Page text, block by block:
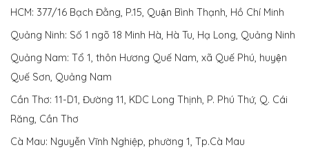
HCM: 377/16 Bạch Đằng, P.15, Quận Bình Thạnh, Hồ Chí Minh
Quảng Ninh: Số 1 ngõ 18 Minh Hà, Hà Tu, Hạ Long, Quảng Ninh
Quảng Nam: Tổ 1, thôn Hương Quế Nam, xã Quế Phú, huyện
Quế Sơn, Quảng Nam
Cần Thơ: 11-D1, Đường 11, KDC Long Thịnh, P. Phú Thứ, Q. Cái
Răng, Cần Thơ
Cà Mau: Nguyễn Vĩnh Nghiệp, phường 1, Tp.Cà Mau